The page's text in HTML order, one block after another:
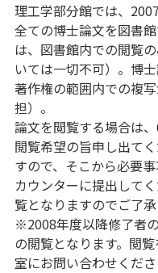
理工学部分館では、
全ての博士論文を図書
は、図書館内での閲覧
いては一切不可）。博
著作権の範囲内での複
担）。
論文を閲覧する場合は
閲覧希望の旨申し出て
すので、そこから必要
カウンターに提出して
覧となりますのでご了承
※2008年度以降修了者
の閲覧となります。閲
室にお問い合わせくださ